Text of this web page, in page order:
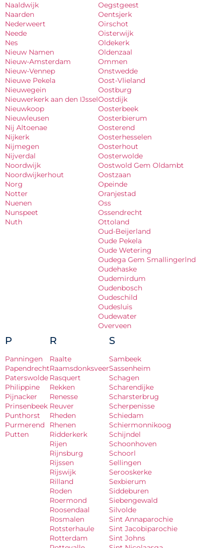
Naaldwijk
Naarden
Nederweert
Neede
Nes
Nieuw Namen
Nieuw-Amsterdam
Nieuw-Vennep
Nieuwe Pekela
Nieuwegein
Nieuwerkerk aan den IJssel
Nieuwkoop
Nieuwleusen
Nij Altoenae
Nijkerk
Nijmegen
Nijverdal
Noordwijk
Noordwijkerhout
Norg
Notter
Nuenen
Nunspeet
Nuth
Oegstgeest
Oentsjerk
Oirschot
Oisterwijk
Oldekerk
Oldenzaal
Ommen
Onstwedde
Oost-Vlieland
Oostburg
Oostdijk
Oosterbeek
Oosterbierum
Oosterend
Oosterhesselen
Oosterhout
Oosterwolde
Oostwold Gem Oldambt
Oostzaan
Opeinde
Oranjestad
Oss
Ossendrecht
Ottoland
Oud-Beijerland
Oude Pekela
Oude Wetering
Oudega Gem Smallingerlnd
Oudehaske
Oudemirdum
Oudenbosch
Oudeschild
Oudesluis
Oudewater
Overveen
P
Panningen
Papendrecht
Paterswolde
Philippine
Pijnacker
Prinsenbeek
Punthorst
Purmerend
Putten
R
Raalte
Raamsdonksveer
Rasquert
Rekken
Renesse
Reuver
Rheden
Rhenen
Ridderkerk
Rijen
Rijnsburg
Rijssen
Rijswijk
Rilland
Roden
Roermond
Roosendaal
Rosmalen
Rotsterhaule
Rotterdam
S
Sambeek
Sassenheim
Schagen
Scharendijke
Scharsterbrug
Scherpenisse
Schiedam
Schiermonnikoog
Schijndel
Schoonhoven
Schoorl
Sellingen
Serooskerke
Sexbierum
Siddeburen
Siebengewald
Silvolde
Sint Annaparochie
Sint Jacobiparochie
Sint Johns